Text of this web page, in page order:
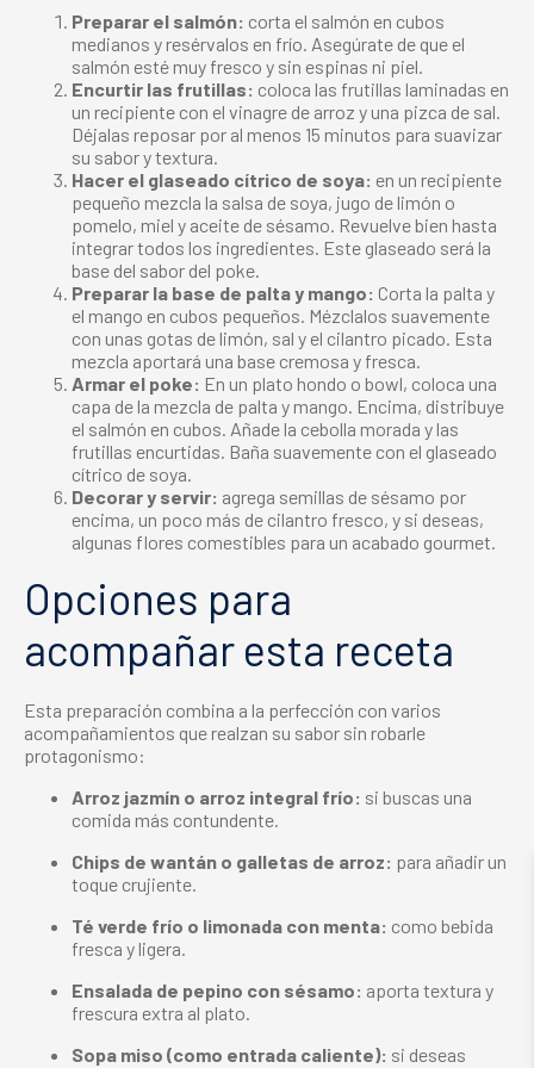
Preparar el salmón: corta el salmón en cubos
medianos y resérvalos en frío. Asegúrate de que el
salmón esté muy fresco y sin espinas ni piel.
Encurtir las frutillas: coloca las frutillas laminadas en
un recipiente con el vinagre de arroz y una pizca de sal.
Déjalas reposar por al menos 15 minutos para suavizar
su sabor y textura.
Hacer el glaseado cítrico de soya: en un recipiente
pequeño mezcla la salsa de soya, jugo de limón o
pomelo, miel y aceite de sésamo. Revuelve bien hasta
integrar todos los ingredientes. Este glaseado será la
base del sabor del poke.
Preparar la base de palta y mango: Corta la palta y
el mango en cubos pequeños. Mézclalos suavemente
con unas gotas de limón, sal y el cilantro picado. Esta
mezcla aportará una base cremosa y fresca.
Armar el poke: En un plato hondo o bowl, coloca una
capa de la mezcla de palta y mango. Encima, distribuye
el salmón en cubos. Añade la cebolla morada y las
frutillas encurtidas. Baña suavemente con el glaseado
cítrico de soya.
Decorar y servir: agrega semillas de sésamo por
encima, un poco más de cilantro fresco, y si deseas,
algunas flores comestibles para un acabado gourmet.
Opciones para
acompañar esta receta
Esta preparación combina a la perfección con varios
acompañamientos que realzan su sabor sin robarle
protagonismo:
Arroz jazmín o arroz integral frío: si buscas una
comida más contundente.
Chips de wantán o galletas de arroz: para añadir un
toque crujiente.
Té verde frío o limonada con menta: como bebida
fresca y ligera.
Ensalada de pepino con sésamo: aporta textura y
frescura extra al plato.
Sopa miso (como entrada caliente): si deseas